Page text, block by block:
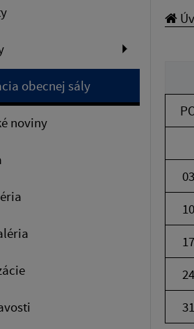
obecnej sály
noviny
03
10
17
24
31